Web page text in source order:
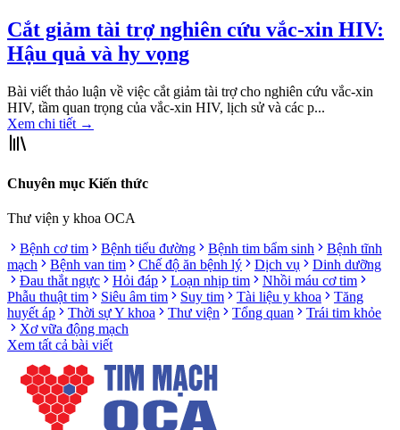
Cắt giảm tài trợ nghiên cứu vắc-xin HIV:
Hậu quả và hy vọng
Bài viết thảo luận về việc cắt giảm tài trợ cho nghiên cứu vắc-xin
HIV, tầm quan trọng của vắc-xin HIV, lịch sử và các p...
Xem chi tiết →
Chuyên mục Kiến thức
Thư viện y khoa OCA
Bệnh cơ tim
Bệnh tiểu đường Bệnh tim bẩm sinh
Bệnh tĩnh
mạch
Bệnh van tim Chế độ ăn bệnh lý Dịch vụ
Dinh dưỡng
Đau thắt ngực
Hỏi đáp Loạn nhịp tim
Nhồi máu cơ tim
Phẫu thuật tim
Siêu âm tim Suy tim Tài liệu y khoa
Tăng
huyết áp
Thời sự Y khoa Thư viện Tổng quan
Trái tim khỏe
Xơ vữa động mạch
Xem tất cả bài viết